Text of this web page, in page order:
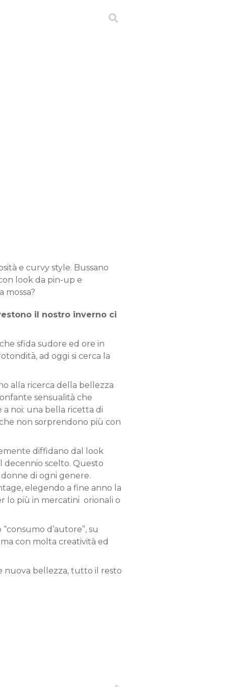
e curvy style. Bussano
look da pin-up e
mossa?
il nostro inverno ci
sfida sudore ed ore in
ad oggi si cerca la
alla ricerca della bellezza
sensualità che
a noi: una bella ricetta di
non sorprendono più con
diffidano dal look
decennio scelto. Questo
di ogni genere.
elegendo a fine anno la
lo più in mercatini orionali o
d’autore”, su
con molta creatività ed
nuova bellezza, tutto il resto